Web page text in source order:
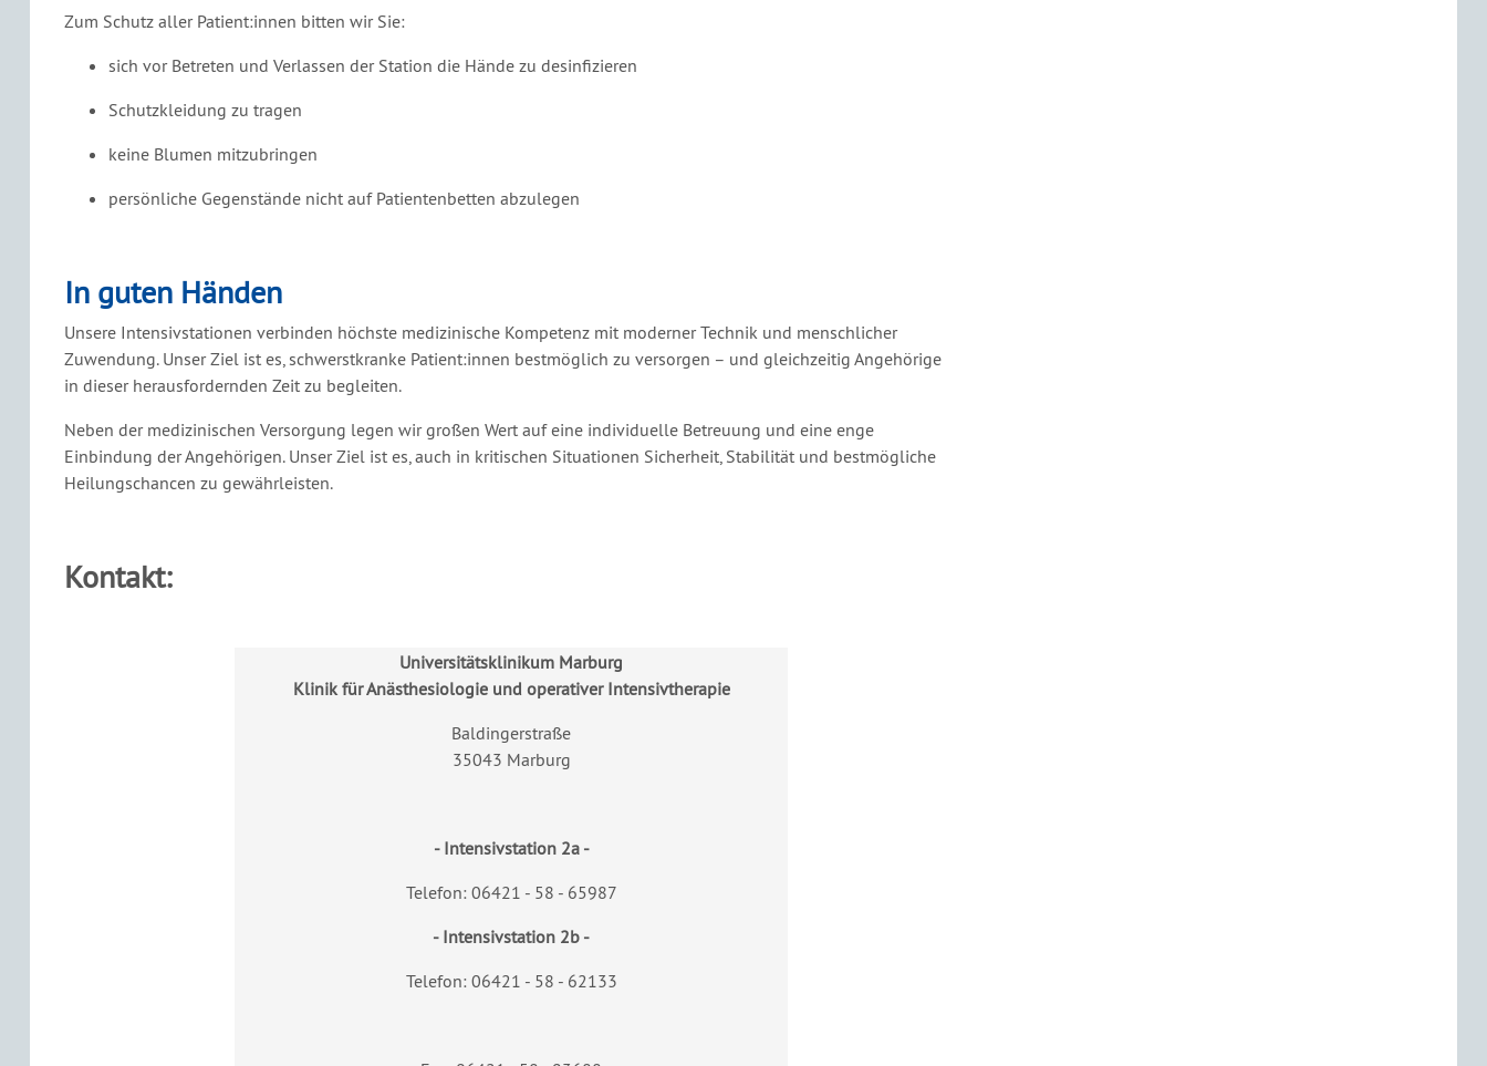
Zum Schutz aller Patient:innen bitten wir Sie:
sich vor Betreten und Verlassen der Station die Hände zu desinfizieren
Schutzkleidung zu tragen
keine Blumen mitzubringen
persönliche Gegenstände nicht auf Patientenbetten abzulegen
In guten Händen
Unsere Intensivstationen verbinden höchste medizinische Kompetenz mit moderner Technik und menschlicher
Zuwendung. Unser Ziel ist es, schwerstkranke Patient:innen bestmöglich zu versorgen – und gleichzeitig Angehörige
in dieser herausfordernden Zeit zu begleiten.
Neben der medizinischen Versorgung legen wir großen Wert auf eine individuelle Betreuung und eine enge
Einbindung der Angehörigen. Unser Ziel ist es, auch in kritischen Situationen Sicherheit, Stabilität und bestmögliche
Heilungschancen zu gewährleisten.
Kontakt:
Universitätsklinikum Marburg
Klinik für Anästhesiologie und operativer Intensivtherapie
Baldingerstraße
35043 Marburg
- Intensivstation 2a -
Telefon: 06421 - 58 - 65987
- Intensivstation 2b -
Telefon: 06421 - 58 - 62133